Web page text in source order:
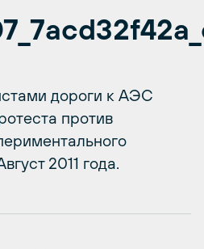
дороги к АЭС
против
2011 года.